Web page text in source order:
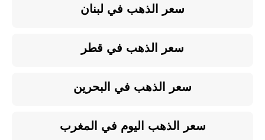
سعر الذهب في لبنان
سعر الذهب في قطر
سعر الذهب في البحرين
سعر الذهب اليوم في المغرب